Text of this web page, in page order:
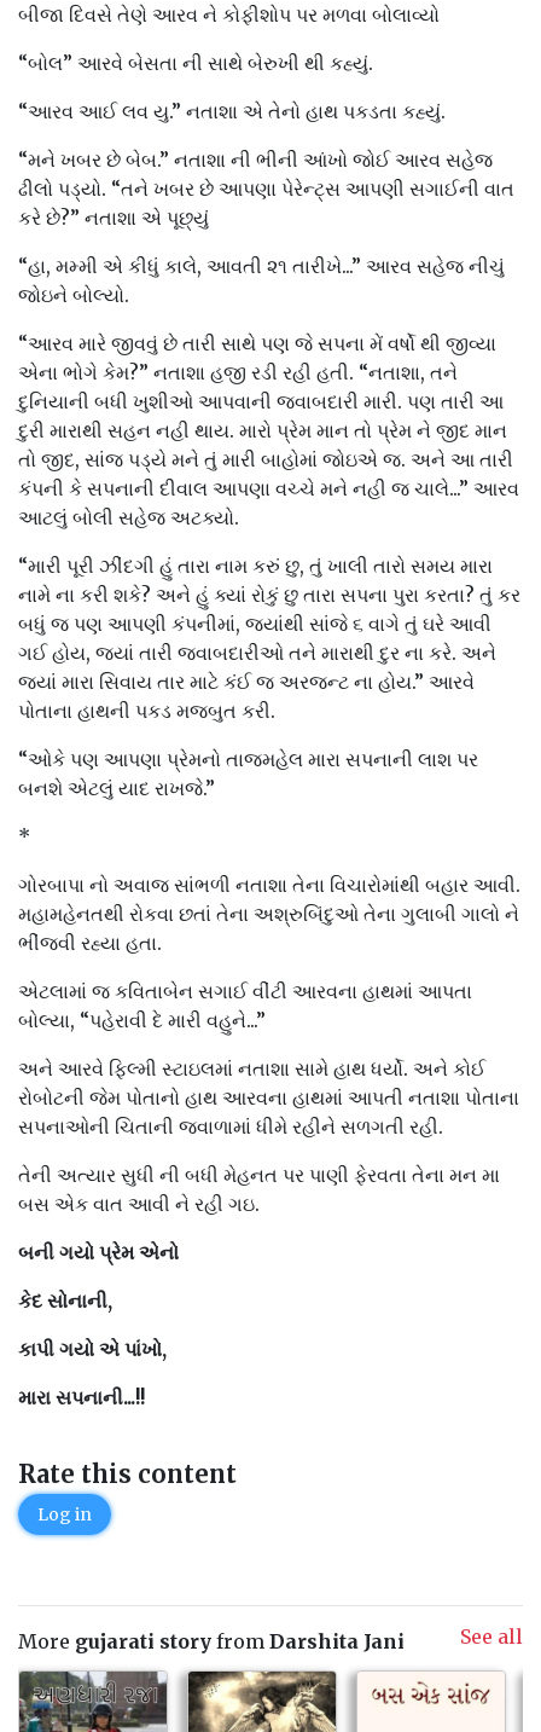
બીજા દિવસે તેણે આરવ ને કોફીશોપ પર મળવા બોલાવ્યો
“બોલ” આરવે બેસતા ની સાથે બેરુખી થી કહ્યું.
“આરવ આઈ લવ યુ.” નતાશા એ તેનો હાથ પકડતા કહ્યું.
“મને ખબર છે બેબ.” નતાશા ની ભીની આંખો જોઈ આરવ સહેજ
ઢીલો પડ્યો. “તને ખબર છે આપણા પેરેન્ટ્સ આપણી સગાઈની વાત
કરે છે?” નતાશા એ પૂછ્યું
“હા, મમ્મી એ કીધું કાલે, આવતી ૨૧ તારીખે...” આરવ સહેજ નીચું
જોઇને બોલ્યો.
“આરવ મારે જીવવું છે તારી સાથે પણ જે સપના મેં વર્ષો થી જીવ્યા
એના ભોગે કેમ?” નતાશા હજી રડી રહી હતી. “નતાશા, તને
દુનિયાની બધી ખુશીઓ આપવાની જવાબદારી મારી. પણ તારી આ
દુરી મારાથી સહન નહી થાય. મારો પ્રેમ માન તો પ્રેમ ને જીદ માન
તો જીદ, સાંજ પડ્યે મને તું મારી બાહોમાં જોઇએ જ. અને આ તારી
કંપની કે સપનાની દીવાલ આપણા વચ્ચે મને નહી જ ચાલે...” આરવ
આટલું બોલી સહેજ અટક્યો.
“મારી પૂરી ઝીંદગી હું તારા નામ કરું છુ, તું ખાલી તારો સમય મારા
નામે ના કરી શકે? અને હું ક્યાં રોકું છુ તારા સપના પુરા કરતા? તું કર
બધું જ પણ આપણી કંપનીમાં, જ્યાંથી સાંજે ૬ વાગે તું ઘરે આવી
ગઈ હોય, જ્યાં તારી જવાબદારીઓ તને મારાથી દુર ના કરે. અને
જ્યાં મારા સિવાય તાર માટે કંઈ જ અરજન્ટ ના હોય.” આરવે
પોતાના હાથની પકડ મજબુત કરી.
“ઓકે પણ આપણા પ્રેમનો તાજમહેલ મારા સપનાની લાશ પર
બનશે એટલું યાદ રાખજે.”
*
ગોરબાપા નો અવાજ સાંભળી નતાશા તેના વિચારોમાંથી બહાર આવી.
મહામહેનતથી રોકવા છતાં તેના અશ્રુબિંદુઓ તેના ગુલાબી ગાલો ને
ભીંજવી રહ્યા હતા.
એટલામાં જ કવિતાબેન સગાઈ વીંટી આરવના હાથમાં આપતા
બોલ્યા, “પહેરાવી દે મારી વહુને...”
અને આરવે ફિલ્મી સ્ટાઇલમાં નતાશા સામે હાથ ધર્યો. અને કોઈ
રોબોટની જેમ પોતાનો હાથ આરવના હાથમાં આપતી નતાશા પોતાના
સપનાઓની ચિતાની જ્વાળામાં ધીમે રહીને સળગતી રહી.
તેની અત્યાર સુધી ની બધી મેહનત પર પાણી ફેરવતા તેના મન મા
બસ એક વાત આવી ને રહી ગઇ.
બની ગયો પ્રેમ એનો
કેદ સોનાની,
કાપી ગયો એ પાંખો,
મારા સપનાની...!!
Rate this content
Log in
More gujarati story from Darshita Jani See all